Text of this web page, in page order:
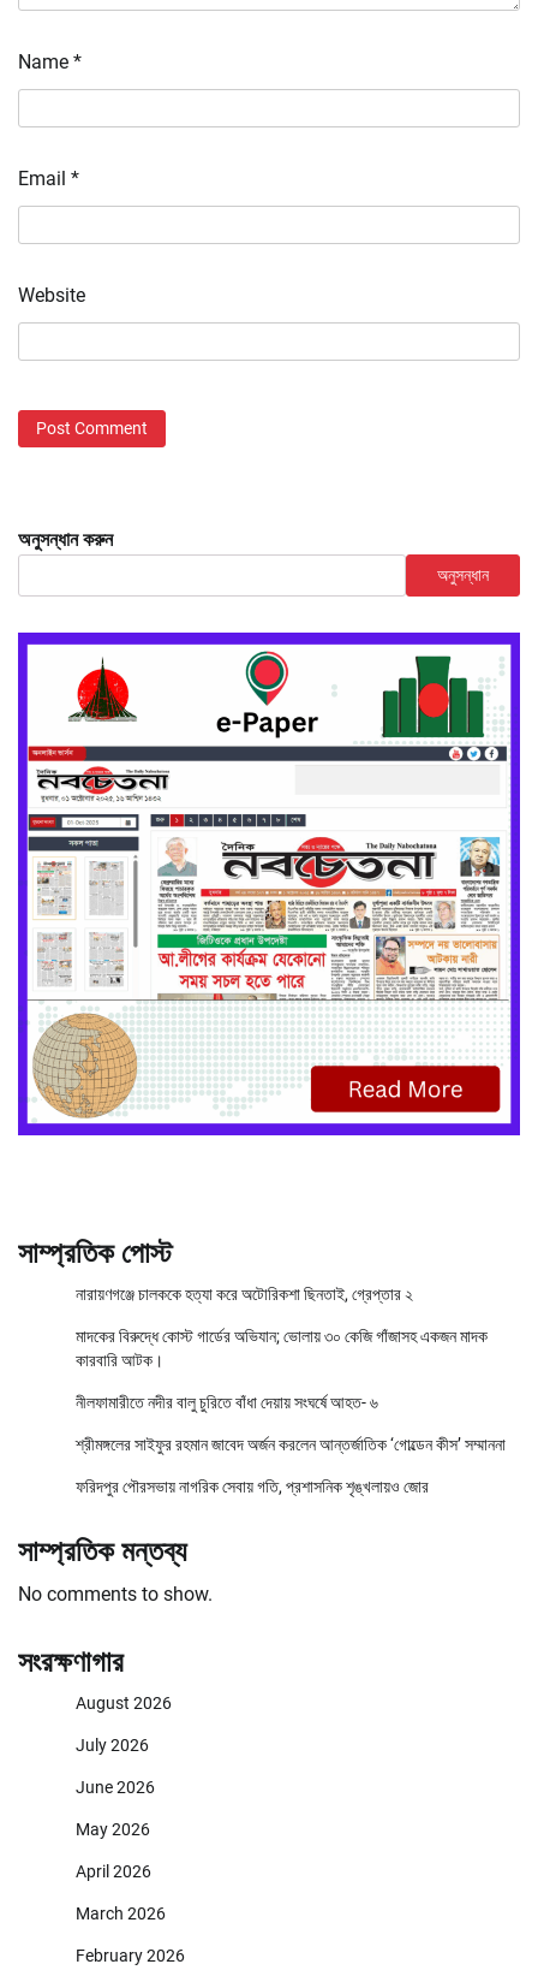
Name *
Email *
Website
অনুসন্ধান করুন
অনুসন্ধান
সাম্প্রতিক পোস্ট
নারায়ণগঞ্জে চালককে হত্যা করে অটোরিকশা ছিনতাই, গ্রেপ্তার ২
মাদকের বিরুদ্ধে কোস্ট গার্ডের অভিযান; ভোলায় ৩০ কেজি গাঁজাসহ একজন মাদক
কারবারি আটক।
নীলফামারীতে নদীর বালু চুরিতে বাঁধা দেয়ায় সংঘর্ষে আহত- ৬
শ্রীমঙ্গলের সাইফুর রহমান জাবেদ অর্জন করলেন আন্তর্জাতিক ‘গোল্ডেন কীস’ সম্মাননা
ফরিদপুর পৌরসভায় নাগরিক সেবায় গতি, প্রশাসনিক শৃঙ্খলায়ও জোর
সাম্প্রতিক মন্তব্য
No comments to show.
সংরক্ষণাগার
August 2026
July 2026
June 2026
May 2026
April 2026
March 2026
February 2026